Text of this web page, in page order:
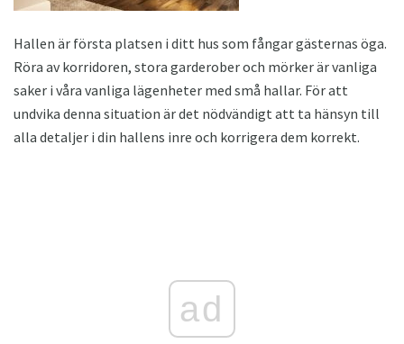
Hallen är första platsen i ditt hus som fångar gästernas öga.
Röra av korridoren, stora garderober och mörker är vanliga
saker i våra vanliga lägenheter med små hallar. För att
undvika denna situation är det nödvändigt att ta hänsyn till
alla detaljer i din hallens inre och korrigera dem korrekt.
ad